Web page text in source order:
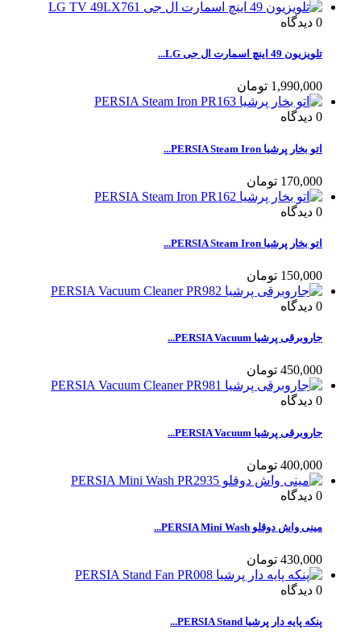
0 دیدگاه
تلویزیون 49 اینچ اسمارت ال جی LG...
1,990,000 تومان
0 دیدگاه
اتو بخار پرشیا PERSIA Steam Iron...
170,000 تومان
0 دیدگاه
اتو بخار پرشیا PERSIA Steam Iron...
150,000 تومان
0 دیدگاه
جاروبرقی پرشیا PERSIA Vacuum...
450,000 تومان
0 دیدگاه
جاروبرقی پرشیا PERSIA Vacuum...
400,000 تومان
0 دیدگاه
مینی واش دوقلو PERSIA Mini Wash...
430,000 تومان
0 دیدگاه
پنکه پایه دار پرشیا PERSIA Stand...